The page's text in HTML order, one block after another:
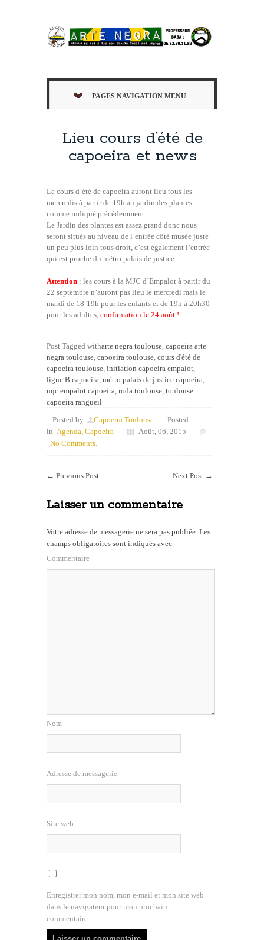
PAGES NAVIGATION MENU
Lieu cours d’été de
capoeira et news
Le cours d’été de capoeira auront lieu tous les
mercredis à partir de 19h au jardin des plantes
comme indiqué précédemment.
Le Jardin des plantes est assez grand donc nous
seront situés au niveau de l’entrée côté musée juste
un peu plus loin tous droit, c’est également l’entrée
qui est proche du métro palais de justice.
Attention : les cours à la MJC d’Empalot à partir du
22 septembre n’auront pas lieu le mercredi mais le
mardi de 18-19h pour les enfants et de 19h à 20h30
pour les adultes, confirmation le 24 août !
Post Tagged witharte negra toulouse capoeira arte
negra toulouse capoeira toulouse cours d'été de
capoeira toulouse initiation capoeira empalot
ligne B capoeira métro palais de justice capoeira
mjc empalot capoeira roda toulouse toulouse
capoeira rangueil
Posted by
Capoeira Toulouse
Posted
in Agenda Capoeira
Août, 06, 2015
No Comments.
← Previous Post Next Post →
Laisser un commentaire
Votre adresse de messagerie ne sera pas publiée. Les
champs obligatoires sont indiqués avec
Commentaire
Nom
Adresse de messagerie
Site web
Enregistrer mon nom, mon e-mail et mon site web
dans le navigateur pour mon prochain
commentaire.